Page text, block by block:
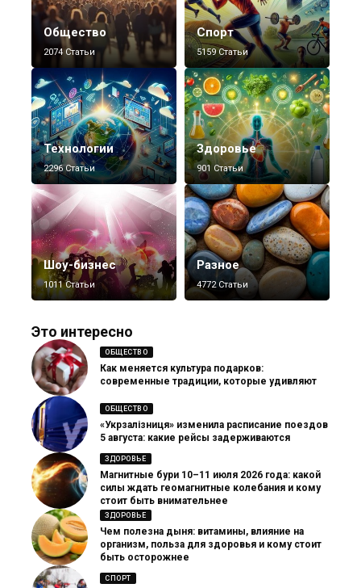
Общество
2074 Статьи
Спорт
5159 Статьи
Технологии
2296 Статьи
Здоровье
901 Статьи
Шоу-бизнес
1011 Статьи
Разное
4772 Статьи
Это интересно
ОБЩЕСТВО
Как меняется культура подарков:
современные традиции, которые удивляют
ОБЩЕСТВО
«Укрзалізниця» изменила расписание поездов
5 августа: какие рейсы задерживаются
ЗДОРОВЬЕ
Магнитные бури 10–11 июля 2026 года: какой
силы ждать геомагнитные колебания и кому
стоит быть внимательнее
ЗДОРОВЬЕ
Чем полезна дыня: витамины, влияние на
организм, польза для здоровья и кому стоит
быть осторожнее
СПОРТ